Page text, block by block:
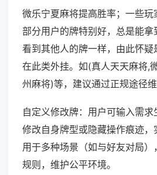
微乐宁夏麻将提高胜率；一些玩
部分用户的牌特别好，总是能
看到其他人的牌一样，由此怀
在此类外挂。如(真人天天麻将,
州麻将)等，建议通过正规途径维
自定义修改牌：用户可输入需求
修改自身牌型或隐藏操作痕迹，
用于多种场景（如与好友对局
规则，维护公平环境。